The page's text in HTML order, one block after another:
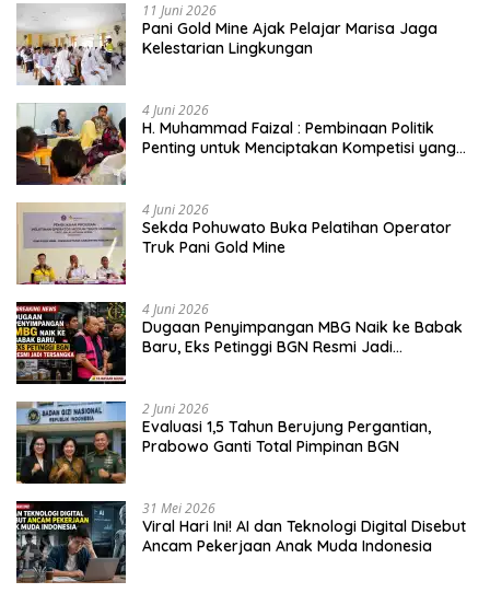
11 Juni 2026
Pani Gold Mine Ajak Pelajar Marisa Jaga
Kelestarian Lingkungan
4 Juni 2026
H. Muhammad Faizal : Pembinaan Politik
Penting untuk Menciptakan Kompetisi yang
4 Juni 2026
Sekda Pohuwato Buka Pelatihan Operator
Truk Pani Gold Mine
4 Juni 2026
Dugaan Penyimpangan MBG Naik ke Babak
Baru, Eks Petinggi BGN Resmi Jadi
2 Juni 2026
Evaluasi 1,5 Tahun Berujung Pergantian,
Prabowo Ganti Total Pimpinan BGN
31 Mei 2026
Viral Hari Ini! AI dan Teknologi Digital Disebut
Ancam Pekerjaan Anak Muda Indonesia